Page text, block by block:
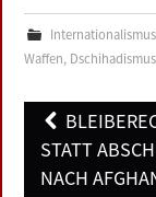
Internationalismus
Waffen, Dschihadismus
Post
navigation
STATT
NACH